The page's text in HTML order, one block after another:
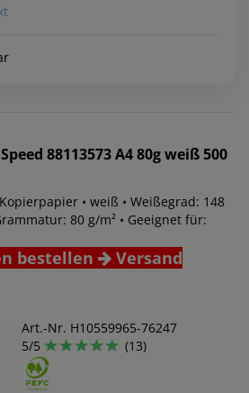
88113573 A4 80g weiß 500
• weiß • Weißegrad: 148
80 g/m² • Geeignet für:
bestellen
Versand
Art.-Nr. H10559965-76247
5/5
(13)